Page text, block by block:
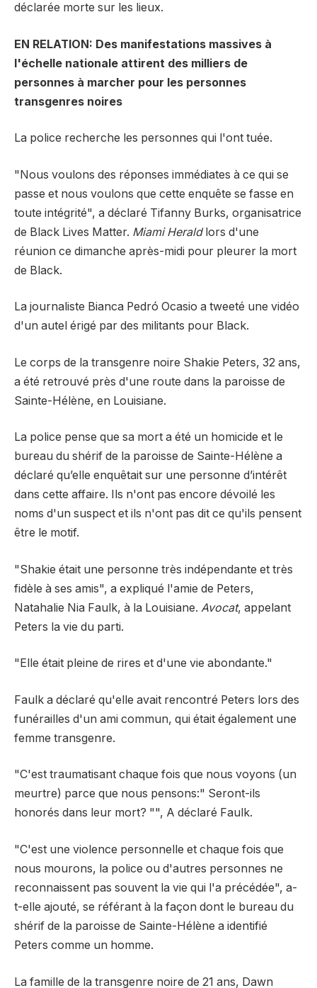
déclarée morte sur les lieux.
EN RELATION: Des manifestations massives à
l'échelle nationale attirent des milliers de
personnes à marcher pour les personnes
transgenres noires
La police recherche les personnes qui l'ont tuée.
"Nous voulons des réponses immédiates à ce qui se
passe et nous voulons que cette enquête se fasse en
toute intégrité", a déclaré Tifanny Burks, organisatrice
de Black Lives Matter. Miami Heraldlors d'une
réunion ce dimanche après-midi pour pleurer la mort
de Black.
La journaliste Bianca Pedró Ocasio a tweeté une vidéo
d'un autel érigé par des militants pour Black.
Le corps de la transgenre noire Shakie Peters, 32 ans,
a été retrouvé près d'une route dans la paroisse de
Sainte-Hélène, en Louisiane.
La police pense que sa mort a été un homicide et le
bureau du shérif de la paroisse de Sainte-Hélène a
déclaré qu’elle enquêtait sur une personne d’intérêt
dans cette affaire. Ils n'ont pas encore dévoilé les
noms d'un suspect et ils n'ont pas dit ce qu'ils pensent
être le motif.
"Shakie était une personne très indépendante et très
fidèle à ses amis", a expliqué l'amie de Peters,
Natahalie Nia Faulk, à la Louisiane. Avocat, appelant
Peters la vie du parti.
"Elle était pleine de rires et d'une vie abondante."
Faulk a déclaré qu'elle avait rencontré Peters lors des
funérailles d'un ami commun, qui était également une
femme transgenre.
"C'est traumatisant chaque fois que nous voyons (un
meurtre) parce que nous pensons:" Seront-ils
honorés dans leur mort? "", A déclaré Faulk.
"C'est une violence personnelle et chaque fois que
nous mourons, la police ou d'autres personnes ne
reconnaissent pas souvent la vie qui l'a précédée", a-
t-elle ajouté, se référant à la façon dont le bureau du
shérif de la paroisse de Sainte-Hélène a identifié
Peters comme un homme.
La famille de la transgenre noire de 21 ans, Dawn